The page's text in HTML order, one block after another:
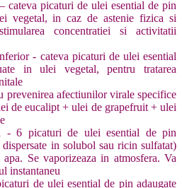
cateva picaturi de ulei esential de pin
vegetal, in caz de astenie fizica si
concentratiei si activitatii
- cateva picaturi de ulei esential
in ulei vegetal, pentru tratarea
prevenirea afectiunilor virale specifice
de eucalipt + ulei de grapefruit + ulei
- 6 picaturi de ulei esential de pin
in solubol sau ricin sulfatat)
Se vaporizeaza in atmosfera. Va
instantaneu
de ulei esential de pin adaugate